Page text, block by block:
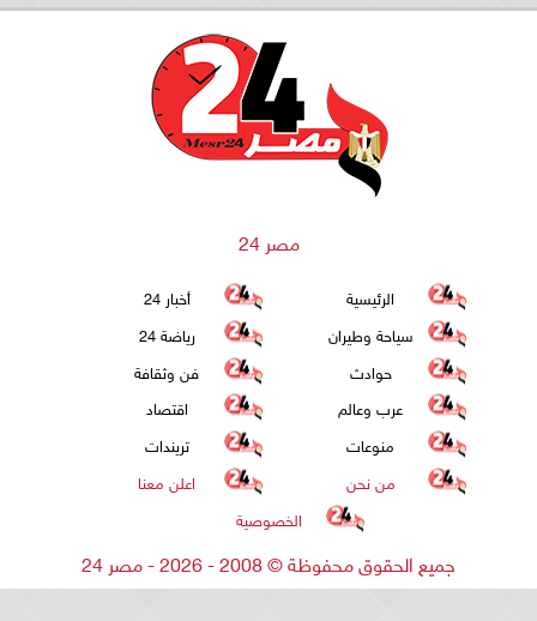
مصر 24
الرئيسية
أخبار 24
سياحة وطيران
رياضة 24
حوادث
فن وثقافة
عرب وعالم
اقتصاد
منوعات
تريندات
من نحن
اعلن معنا
الخصوصية
جميع الحقوق محفوظة©